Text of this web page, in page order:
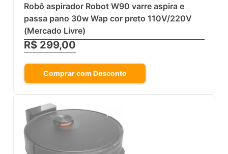
Robô aspirador Robot W90 varre aspira e
passa pano 30w Wap cor preto 110V/220V
(Mercado Livre)
R$ 299,00
Comprar com Desconto